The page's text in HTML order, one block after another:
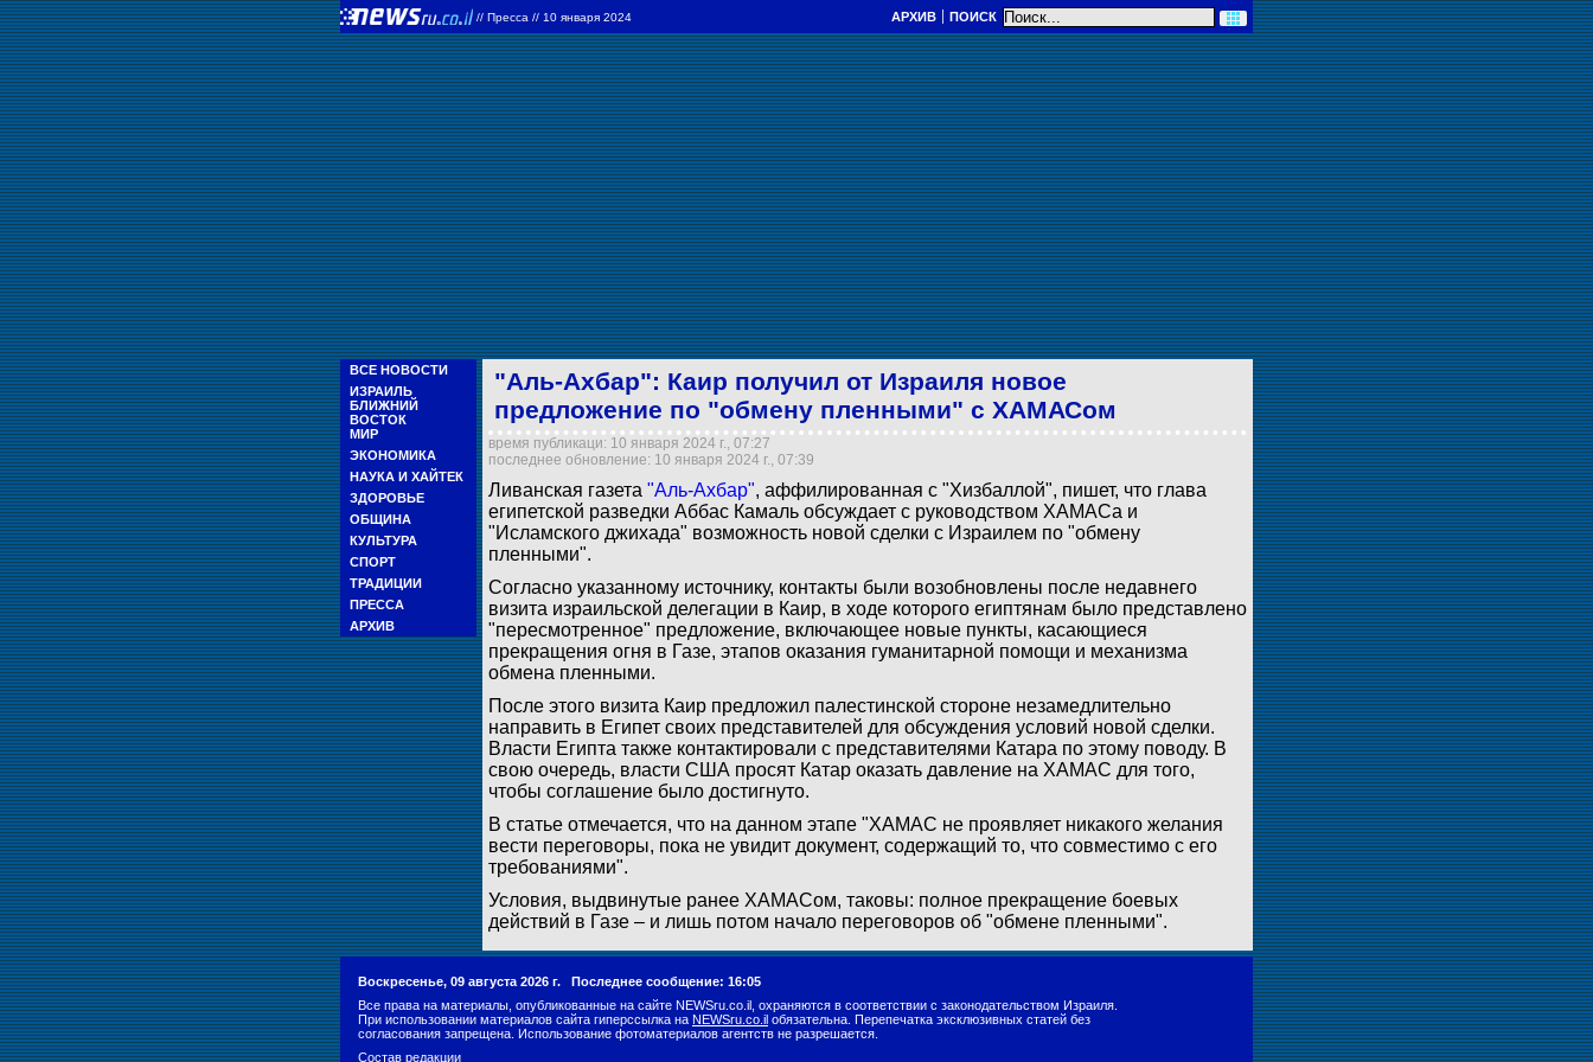
// Пресса // 10 января 2024 АРХИВ ПОИСК
ВСЕ НОВОСТИ
ИЗРАИЛЬ
БЛИЖНИЙ
ВОСТОК
МИР
ЭКОНОМИКА
НАУКА И ХАЙТЕК
ЗДОРОВЬЕ
ОБЩИНА
КУЛЬТУРА
СПОРТ
ТРАДИЦИИ
ПРЕССА
АРХИВ
"Аль-Ахбар": Каир получил от Израиля новое
предложение по "обмену пленными" с ХАМАСом
время публикаци: 10 января 2024 г., 07:27
последнее обновление: 10 января 2024 г., 07:39
Ливанская газета "Аль-Ахбар", аффилированная с "Хизбаллой", пишет, что глава
египетской разведки Аббас Камаль обсуждает с руководством ХАМАСа и
"Исламского джихада" возможность новой сделки с Израилем по "обмену
пленными".
Согласно указанному источнику, контакты были возобновлены после недавнего
визита израильской делегации в Каир, в ходе которого египтянам было представлено
"пересмотренное" предложение, включающее новые пункты, касающиеся
прекращения огня в Газе, этапов оказания гуманитарной помощи и механизма
обмена пленными.
После этого визита Каир предложил палестинской стороне незамедлительно
направить в Египет своих представителей для обсуждения условий новой сделки.
Власти Египта также контактировали с представителями Катара по этому поводу. В
свою очередь, власти США просят Катар оказать давление на ХАМАС для того,
чтобы соглашение было достигнуто.
В статье отмечается, что на данном этапе "ХАМАС не проявляет никакого желания
вести переговоры, пока не увидит документ, содержащий то, что совместимо с его
требованиями".
Условия, выдвинутые ранее ХАМАСом, таковы: полное прекращение боевых
действий в Газе – и лишь потом начало переговоров об "обмене пленными".
Воскресенье, 09 августа 2026 г. Последнее сообщение: 16:05
Все права на материалы, опубликованные на сайте NEWSru.co.il, охраняются в соответствии с законодательством Израиля.
При использовании материалов сайта гиперссылка на NEWSru.co.il обязательна. Перепечатка эксклюзивных статей без
согласования запрещена. Использование фотоматериалов агентств не разрешается.
Состав редакции